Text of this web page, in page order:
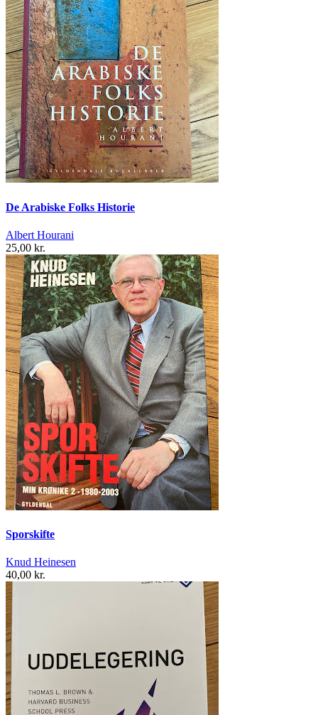
De Arabiske Folks Historie
Albert Hourani
25,00 kr.
Sporskifte
Knud Heinesen
40,00 kr.